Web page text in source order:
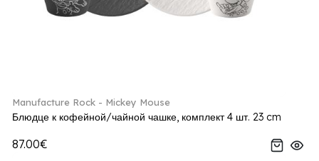
Manufacture Rock - Mickey Mouse
Блюдце к кофейной/чайной чашке, комплект 4 шт. 23 cm
87.00€